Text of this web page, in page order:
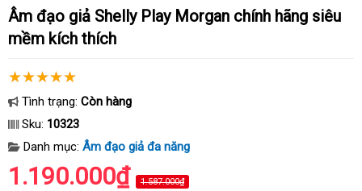
Âm đạo giả Shelly Play Morgan chính hãng siêu
mềm kích thích
Tình trạng: Còn hàng
Sku: 10323
Danh mục: Âm đạo giả đa năng
1.190.000₫ 1.587.000₫